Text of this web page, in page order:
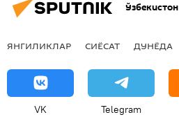
Ўзбекистон
ЯНГИЛИКЛАР СИЁСАТ ДУНЁДА
VK Telegram